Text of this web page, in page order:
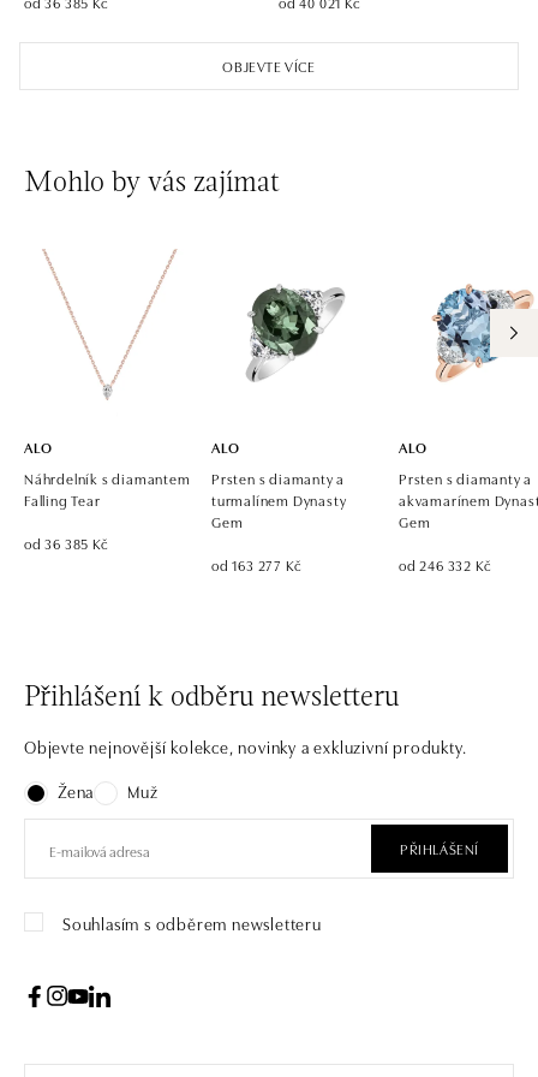
Einsteinova 18, 851 01 Bratislava
ALO diamonds OC Avion, Bratislava
Ivanská cesta 16, 821 04 Bratislava
dnes otevřeno od 09:00
ALO diamonds OC Eurovea, Bratislava
Pribinova 8, 811 09 Bratislava
tel.: +421 917 090 700, +421 918 777 670
dnes otevřeno od 10:00
OBJEVTE VÍCE
Mohlo by vás zajímat
ALO
Náhrdelník s diamantem
Falling Tear
od 36 385 Kč
ALO
Prsten s diamanty a
turmalínem Dynasty
Gem
od 163 277 Kč
ALO
Prsten s diamanty a
akvamarínem
Gem
od 246 332 Kč
Přihlášení k odběru newsletteru
Objevte nejnovější kolekce, novinky a exkluzivní produkty.
Žena
Muž
PŘIHLÁŠENÍ
Souhlasím s odběrem newsletteru